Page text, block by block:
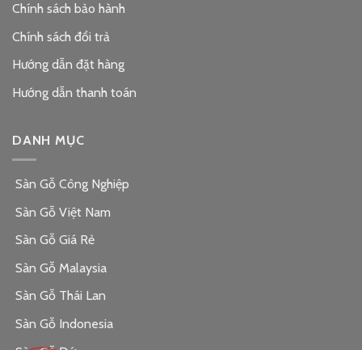
Chính sách bảo hành
Chính sách đổi trả
Hướng dẫn đặt hàng
Hướng dẫn thanh toán
DANH MỤC
Sàn Gỗ Công Nghiệp
Sàn Gỗ Việt Nam
Sàn Gỗ Giá Rẻ
Sàn Gỗ Malaysia
Sàn Gỗ Thái Lan
Sàn Gỗ Indonesia